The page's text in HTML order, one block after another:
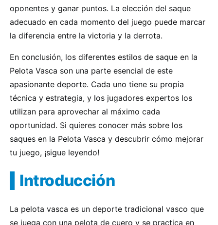
oponentes y ganar puntos. La elección del saque
adecuado en cada momento del juego puede marcar
la diferencia entre la victoria y la derrota.
En conclusión, los diferentes estilos de saque en la
Pelota Vasca son una parte esencial de este
apasionante deporte. Cada uno tiene su propia
técnica y estrategia, y los jugadores expertos los
utilizan para aprovechar al máximo cada
oportunidad. Si quieres conocer más sobre los
saques en la Pelota Vasca y descubrir cómo mejorar
tu juego, ¡sigue leyendo!
Introducción
La pelota vasca es un deporte tradicional vasco que
se juega con una pelota de cuero y se practica en